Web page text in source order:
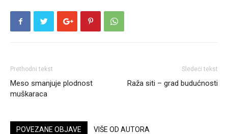
Prethodni tekst
Meso smanjuje plodnost
muškaraca
Sledeći tekst
Raža siti – grad budućnosti
POVEZANE OBJAVE VIŠE OD AUTORA